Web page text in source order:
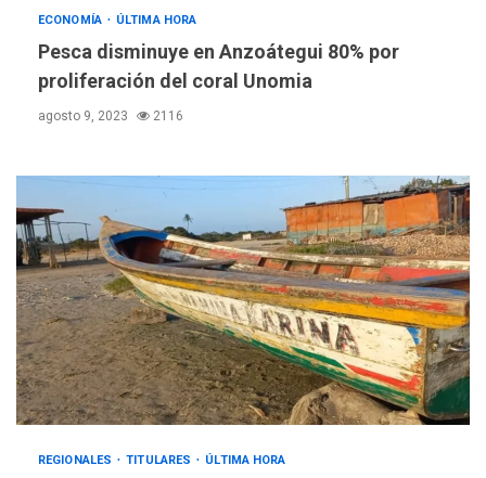
ECONOMÍA ÚLTIMA HORA
Pesca disminuye en Anzoátegui 80% por
proliferación del coral Unomia
agosto 9, 2023 2116
REGIONALES TITULARES ÚLTIMA HORA
Hutíes de Yemen dicen que
atacaron dos petroleros
sauditas
4
Instituciones estadales se
suman al Plan Agosto de
Escuelas Abiertas 2026
5
REGIONALES
TITULARES
ÚLTIMA HORA
Concejo Municipal de
Mariño respalda a Cámara
de Comercio para reforma
de Ley de Puerto Libre
ÚLTIMA HORA